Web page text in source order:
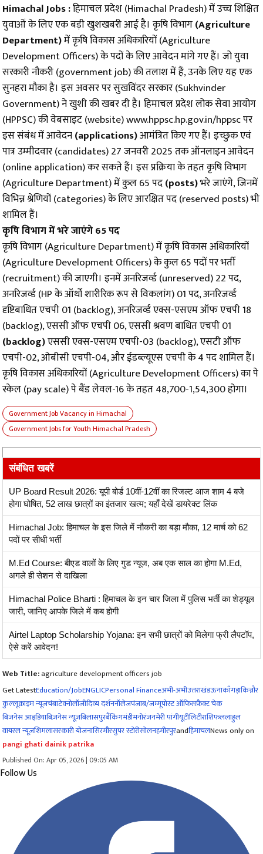
Himachal Jobs :हिमाचल प्रदेश (Himachal Pradesh) में उच्च शिक्षित
युवाओं के लिए एक बड़ी खुशखबरी आई है। कृषि विभाग(Agriculture
Department)में कृषि विकास अधिकारियों (Agriculture
Development Officers) के पदों के लिए आवेदन मांगे गए हैं। जो युवा
सरकारी नौकरी (government job) की तलाश में हैं, उनके लिए यह एक
सुनहरा मौका है। इस अवसर पर सुखविंदर सरकार (Sukhvinder
Government) ने खुशी की खबर दी है। हिमाचल प्रदेश लोक सेवा आयोग
(HPPSC) की वेबसाइट (website) www.hppsc.hp.gov.in/hppsc पर
इस संबंध में आवेदन(applications)आमंत्रित किए गए हैं। इच्छुक एवं
पात्र उम्मीदवार (candidates) 27 जनवरी 2025 तक ऑनलाइन आवेदन
(online application) कर सकते हैं। इस प्रक्रिया के तहत कृषि विभाग
(Agriculture Department) में कुल 65 पद(posts)भरे जाएंगे, जिनमें
विभिन्न श्रेणियों (categories) के लिए आरक्षित पद (reserved posts) भी
शामिल हैं।
कृषि विभाग में भरे जाएंगे 65 पद
कृषि विभाग (Agriculture Department) में कृषि विकास अधिकारियों
(Agriculture Development Officers) के कुल 65 पदों पर भर्ती
(recruitment) की जाएगी। इनमें अनरिजर्व्ड (unreserved) 22 पद,
अनरिजर्व्ड (HP के ऑर्थो शारीरिक रूप से विकलांग) 01 पद, अनरिजर्व्ड
दृष्टिबाधित एचपी 01 (backlog), अनरिजर्व्ड एक्स-एसएम ऑफ एचपी 18
(backlog), एससी ऑफ एचपी 06, एससी श्रवण बाधित एचपी 01
(backlog)एससी एक्स-एसएम एचपी-03 (backlog), एसटी ऑफ
एचपी-02, ओबीसी एचपी-04, और ईडब्ल्यूएस एचपी के 4 पद शामिल हैं।
कृषि विकास अधिकारियों (Agriculture Development Officers) का पे
स्केल (pay scale) पे बैंड लेवल-16 के तहत ₹48,700-₹1,54,300 होगा।
Government Job Vacancy in Himachal
Government Jobs for Youth Himachal Pradesh
संबंधित खबरें
UP Board Result 2026: यूपी बोर्ड 10वीं-12वीं का रिजल्ट आज शाम 4 बजे
होगा घोषित, 52 लाख छात्रों का इंतजार खत्म; यहाँ देखें डायरेक्ट लिंक
Himachal Job: हिमाचल के इस जिले में नौकरी का बड़ा मौका, 12 मार्च को 62
पदों पर सीधी भर्ती
M.Ed Course: बीएड वालों के लिए गुड न्यूज, अब एक साल का होगा M.Ed,
अगले ही सेशन से दाखिला
Himachal Police Bharti : हिमाचल के इन चार जिला में पुलिस भर्ती का शेड्यूल
जारी, जानिए आपके जिले में कब होगी
Airtel Laptop Scholarship Yojana: इन सभी छात्रों को मिलेगा फ्री लैपटॉप,
ऐसे करें आवेदन!
Web Title:agriculture development officers job
Get LatestEducation/JobENGLICPersonal Financeअभी-अभीउत्तराखंडऊनाकाँगड़ाकिन्नौर
कुल्लूक्राइम न्यूजचंबाटेक्नोलॉजीदिव्य दर्शननॉलेजपंजाब/जम्मूपोस्ट ऑफिसफ़ैक्ट चेक
बिजनेस आइडियाबिज़नेस न्यूज़बिलासपुरबैंकिंगमंडीमनोरंजनमेरी पांगीयूटीलिटीराशिफललाहुल
वायरल न्यूज़शिमलासरकारी योजनासिरमौरसुपर स्टोरीसोलनहमीरपुरandहिमाचलNews only on
pangi ghati dainik patrika
Published On: Apr 05, 2026 | 09:05 AM
Follow Us